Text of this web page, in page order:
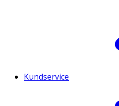
Kundservice